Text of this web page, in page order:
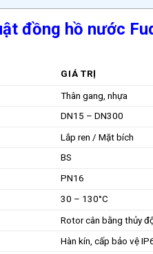
đồng hồ nước
GIÁ TRỊ
Thân gang, nhựa
DN15 – DN300
Lắp ren / Mặt bích
BS
PN16
30 – 130°C
Rotor cân bằng thủy
Hàn kín, cấp bảo vệ